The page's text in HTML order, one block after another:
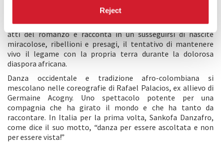
Reject
Manuel Zapata Olivella e alla sua opera più famosa,
el gran putas, lo spettacolo riprende la struttura in cinque
atti del romanzo e racconta in un susseguirsi di nascite
miracolose, ribellioni e presagi, il tentativo di mantenere
vivo il legame con la propria terra durante la dolorosa
diaspora africana.
Danza occidentale e tradizione afro-colombiana si
mescolano nelle coreografie di Rafael Palacios, ex allievo di
Germaine Acogny. Uno spettacolo potente per una
compagnia che ha girato il mondo e che ha tanto da
raccontare. In Italia per la prima volta, Sankofa Danzafro,
come dice il suo motto, “danza per essere ascoltata e non
per essere vista!”